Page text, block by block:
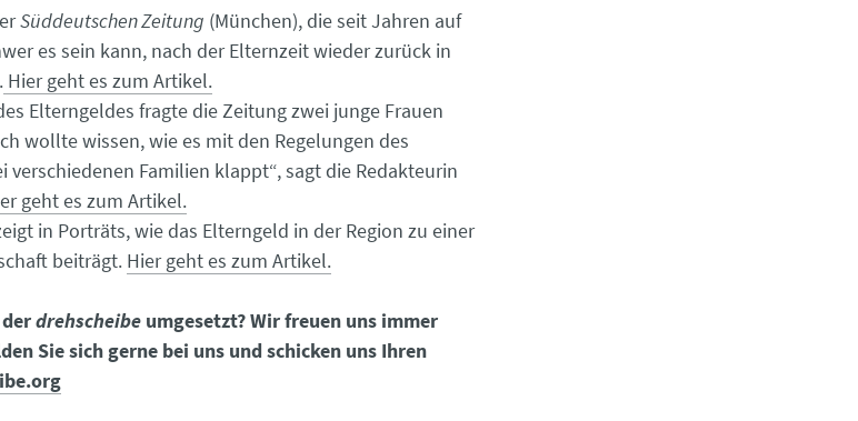
Süddeutschen Zeitung (München), die seit Jahren auf
es sein kann, nach der Elternzeit wieder zurück in
Hier geht es zum Artikel.
Elterngeldes fragte die Zeitung zwei junge Frauen
wollte wissen, wie es mit den Regelungen des
Familien klappt“, sagt die Redakteurin
geht es zum Artikel.
in Porträts, wie das Elterngeld in der Region zu einer
beiträgt. Hier geht es zum Artikel.
drehscheibe umgesetzt? Wir freuen uns immer
Sie sich gerne bei uns und schicken uns Ihren